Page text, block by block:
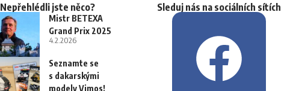
Nepřehlédli jste něco?
Mistr BETEXA
Grand Prix 2025
4.2.2026
Seznamte se
s dakarskými
modely Vimos!
Sleduj nás na sociálních sítích